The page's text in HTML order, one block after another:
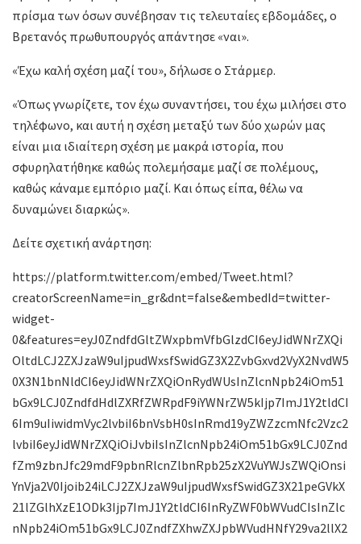
πρίσμα των όσων συνέβησαν τις τελευταίες εβδομάδες, ο
Βρετανός πρωθυπουργός απάντησε «ναι».
«Έχω καλή σχέση μαζί του», δήλωσε ο Στάρμερ.
«Όπως γνωρίζετε, τον έχω συναντήσει, του έχω μιλήσει στο
τηλέφωνο, και αυτή η σχέση μεταξύ των δύο χωρών μας
είναι μια ιδιαίτερη σχέση με μακρά ιστορία, που
σφυρηλατήθηκε καθώς πολεμήσαμε μαζί σε πολέμους,
καθώς κάναμε εμπόριο μαζί. Και όπως είπα, θέλω να
δυναμώνει διαρκώς».
Δείτε σχετική ανάρτηση:
https://platform.twitter.com/embed/Tweet.html?
creatorScreenName=in_gr&dnt=false&embedId=twitter-
widget-
0&features=eyJ0ZndfdGltZWxpbmVfbGlzdCI6eyJidWNrZXQi
OltdLCJ2ZXJzaW9uIjpudWxsfSwidGZ3X2ZvbGxvd2VyX2NvdW5
0X3N1bnNldCI6eyJidWNrZXQiOnRydWUsInZlcnNpb24iOm51
bGx9LCJ0ZndfdHdlZXRfZWRpdF9iYWNrZW5kIjp7ImJ1Y2tldCI
6Im9uIiwidmVyc2lvbiI6bnVsbH0sInRmd19yZWZzcmNfc2Vzc2
lvbiI6eyJidWNrZXQiOiJvbiIsInZlcnNpb24iOm51bGx9LCJ0Znd
fZm9zbnJfc29mdF9pbnRlcnZlbnRpb25zX2VuYWJsZWQiOnsi
YnVja2V0Ijoib24iLCJ2ZXJzaW9uIjpudWxsfSwidGZ3X21peGVkX
21lZGlhXzE1ODk3Ijp7ImJ1Y2tldCI6InRyZWF0bWVudCIsInZlc
nNpb24iOm51bGx9LCJ0ZndfZXhwZXJpbWVudHNfY29va2llX2